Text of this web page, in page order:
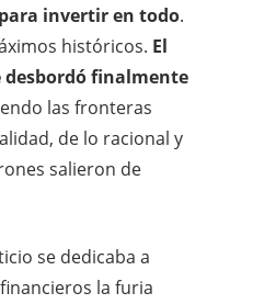
invertir en todo.
históricos. El
finalmente
las fronteras
de lo racional y
salieron de
se dedicaba a
la furia